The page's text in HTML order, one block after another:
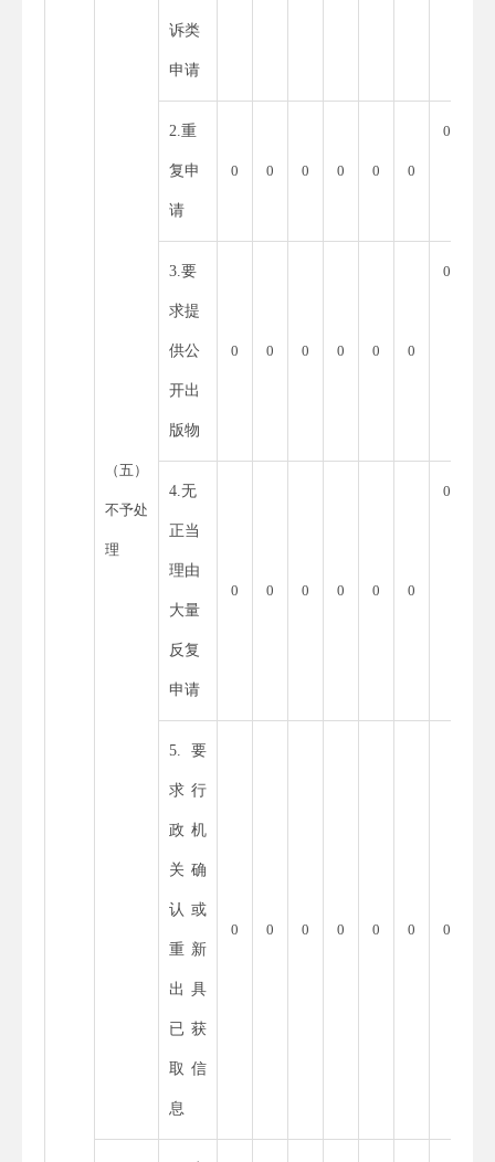
（五）
不予处
理
诉类
申请
2.重
复申
请
0 0 0 0 0 0
0
3.要
求提
供公
开出
版物
0 0 0 0 0 0
0
4.无
正当
理由
大量
反复
申请
0 0 0 0 0 0
0
5.要
求行
政机
关确
认或
重新
出具
已获
取信
息
0 0 0 0 0 0 0